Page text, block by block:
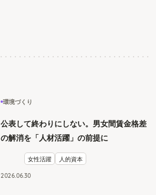
環境づくり
公表して終わりにしない。男女間賃金格差
の解消を「人材活躍」の前提に
女性活躍 人的資本
2026.0630